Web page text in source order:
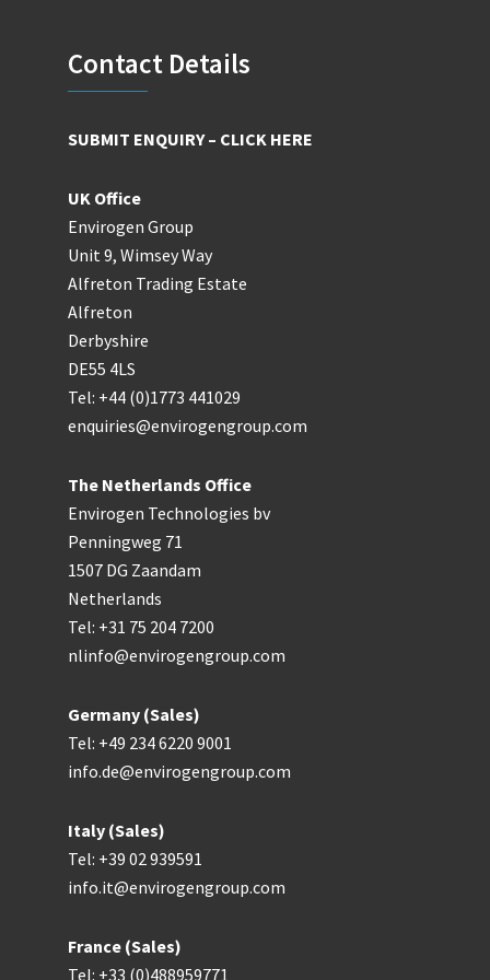
FooterContact Details
SUBMIT ENQUIRY – CLICK HERE
UK Office
Envirogen Group
Unit 9, Wimsey Way
Alfreton Trading Estate
Alfreton
Derbyshire
DE55 4LS
Tel: +44 (0)1773 441029
enquiries@envirogengroup.com
The Netherlands Office
Envirogen Technologies bv
Penningweg 71
1507 DG Zaandam
Netherlands
Tel: +31 75 204 7200
nlinfo@envirogengroup.com
Germany (Sales)
Tel: +49 234 6220 9001
info.de@envirogengroup.com
Italy (Sales)
Tel: +39 02 939591
info.it@envirogengroup.com
France (Sales)
Tel: +33 (0)488959771